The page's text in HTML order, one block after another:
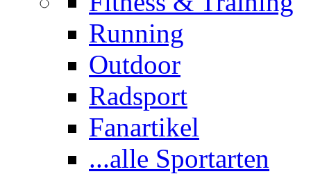
Running
Outdoor
Radsport
Fanartikel
...alle Sportarten